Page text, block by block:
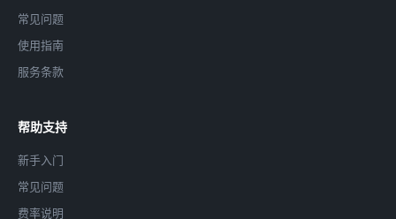
常见问题
使用指南
服务条款
帮助支持
新手入门
常见问题
费率说明